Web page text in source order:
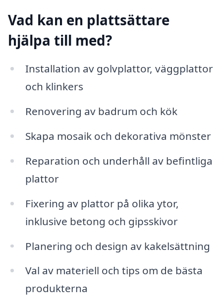
Vad kan en plattsättare
hjälpa till med?
Installation av golvplattor, väggplattor
och klinkers
Renovering av badrum och kök
Skapa mosaik och dekorativa mönster
Reparation och underhåll av befintliga
plattor
Fixering av plattor på olika ytor,
inklusive betong och gipsskivor
Planering och design av kakelsättning
Val av materiell och tips om de bästa
produkterna